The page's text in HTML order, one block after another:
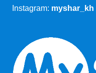
Instagram: myshar_kh